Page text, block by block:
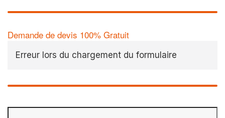
Demande de devis 100% Gratuit
Erreur lors du chargement du formulaire